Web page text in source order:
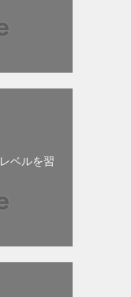
ベルを習